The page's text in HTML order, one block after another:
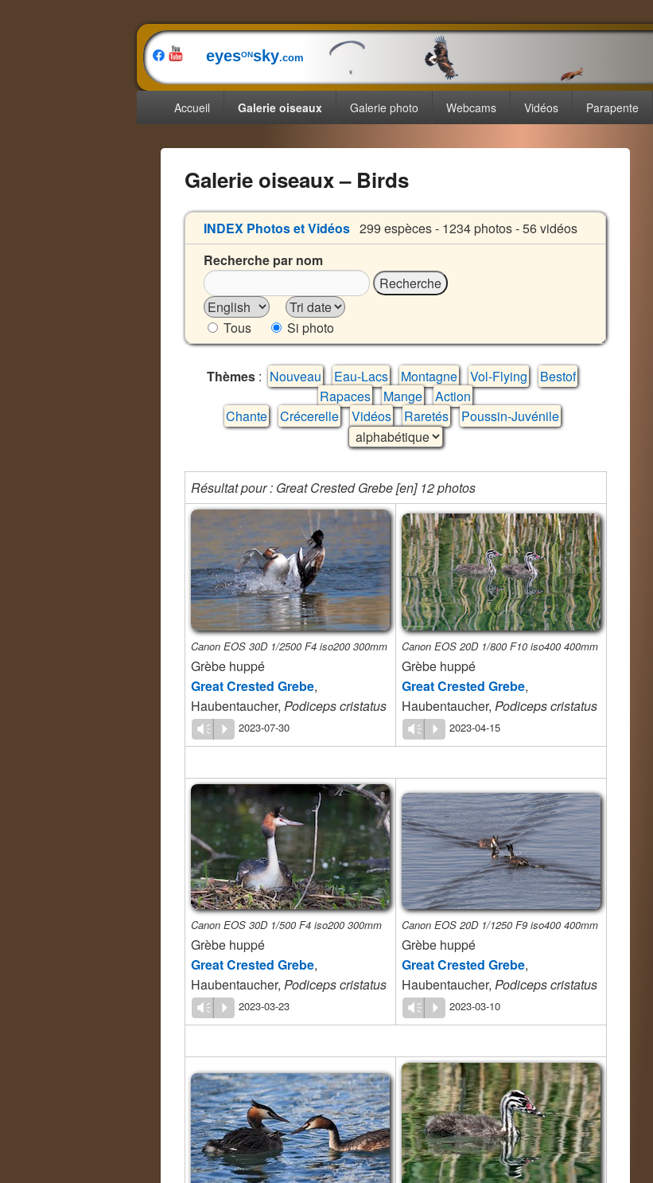
eyesONsky.com
principalAccueil Galerie oiseaux Galerie photo Webcams Vidéos Parapente
Galerie oiseaux – Birds
INDEX Photos et Vidéos 299 espèces - 1234 photos - 56 vidéos
Recherche par nom
Tous Si photo
Thèmes : Nouveau Eau-Lacs Montagne Vol-Flying
Bestof
Rapaces
Mange
Action
Chante
Crécerelle Vidéos Raretés Poussin-Juvénile
Résultat pour : Great Crested Grebe [en] 12 photos
Canon EOS 30D 1/2500 F4 iso200 300mm
Grèbe huppé
Great Crested Grebe,
Haubentaucher, Podiceps cristatus
Vm P 2023-07-30
Canon EOS 20D 1/800 F10 iso400 400mm
Grèbe huppé
Great Crested Grebe,
Haubentaucher, Podiceps cristatus
Vm P 2023-04-15
Canon EOS 30D 1/500 F4 iso200 300mm
Grèbe huppé
Great Crested Grebe,
Haubentaucher, Podiceps cristatus
Vm P 2023-03-23
Canon EOS 20D 1/1250 F9 iso400 400mm
Grèbe huppé
Great Crested Grebe,
Haubentaucher, Podiceps cristatus
Vm P 2023-03-10